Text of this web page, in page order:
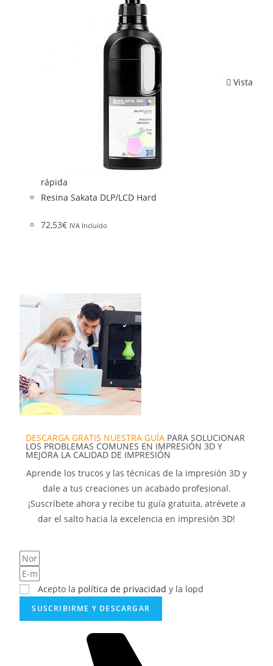
Vista
rápida
Resina Sakata DLP/LCD Hard
72,53€ IVA Incluido
DESCARGA GRATIS NUESTRA GUÍA PARA SOLUCIONAR
LOS PROBLEMAS COMUNES EN IMPRESIÓN 3D Y
MEJORA LA CALIDAD DE IMPRESIÓN
Aprende los trucos y las técnicas de la impresión 3D y
dale a tus creaciones un acabado profesional.
¡Suscríbete ahora y recibe tu guía gratuita, atrévete a
dar el salto hacia la excelencia en impresión 3D!
Acepto la política de privacidad y la lopd
SUSCRIBIRME Y DESCARGAR